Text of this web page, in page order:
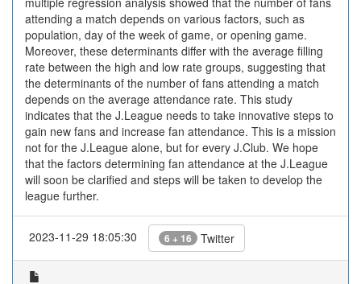
attending a match depends on various factors, such as
population, day of the week of game, or opening game.
Moreover, these determinants differ with the average filling
rate between the high and low rate groups, suggesting that
the determinants of the number of fans attending a match
depends on the average attendance rate. This study
indicates that the J.League needs to take innovative steps to
gain new fans and increase fan attendance. This is a mission
not for the J.League alone, but for every J.Club. We hope
that the factors determining fan attendance at the J.League
will soon be clarified and steps will be taken to develop the
league further.
2023-11-29 18:05:30 6 + 16 Twitter